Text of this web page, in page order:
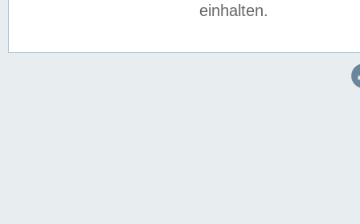
einhalten.